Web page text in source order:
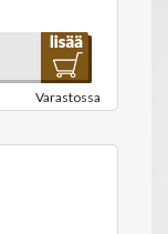
Varastossa